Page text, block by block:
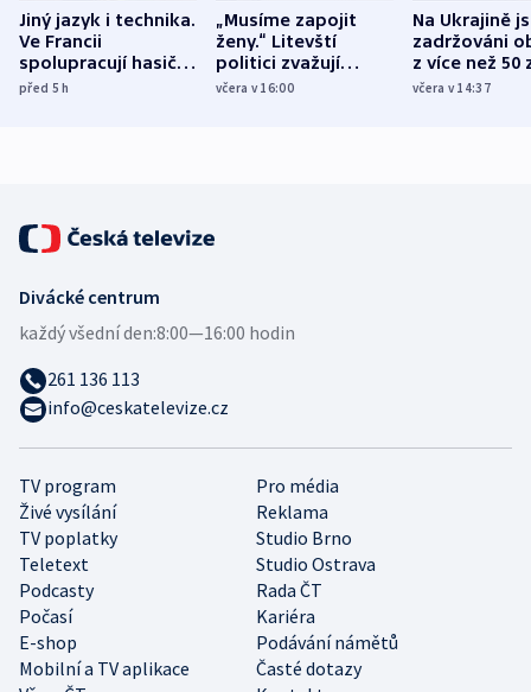
Jiný jazyk i technika.
Ve Francii
spolupracují hasiči z
různých zemí
před 5h
„Musíme zapojit
ženy.“ Litevští
politici zvažují
dohodu o
včera v 16:00
Na Ukrajině
zadržováni
z více než 50
Bojovali na
včera v 14:37
TV program
Pro média
Živé vysílání
Reklama
TV poplatky
Studio Brno
Teletext
Studio Ostrava
Podcasty
Rada ČT
Počasí
Kariéra
E-shop
Podávání námětů
Mobilní a TV aplikace
Časté dotazy
Divácké centrum
každý všední den:8:00—16:00 hodin
261 136 113
info@ceskatelevize.cz